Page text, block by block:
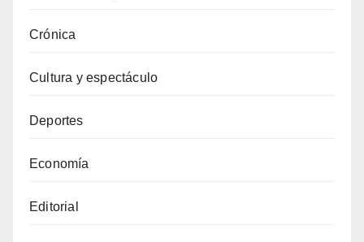
Crónica
Cultura y espectáculo
Deportes
Economía
Editorial